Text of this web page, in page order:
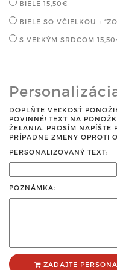
BIELE 15,50€
BIELE SO VČIELKOU +
S VEĽKÝM SRDCOM
DOPLŇTE VEĽKOSŤ
POVINNÉ! TEXT NA
ŽELANIA. PROSÍM NAPÍŠTE
PRÍPADNE ZMENY OPROTI
PERSONALIZOVANÝ TEXT:
POZNÁMKA:
ZADAJTE